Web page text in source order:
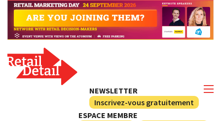
NEWSLETTER
Inscrivez-vous gratuitement
ESPACE MEMBRE